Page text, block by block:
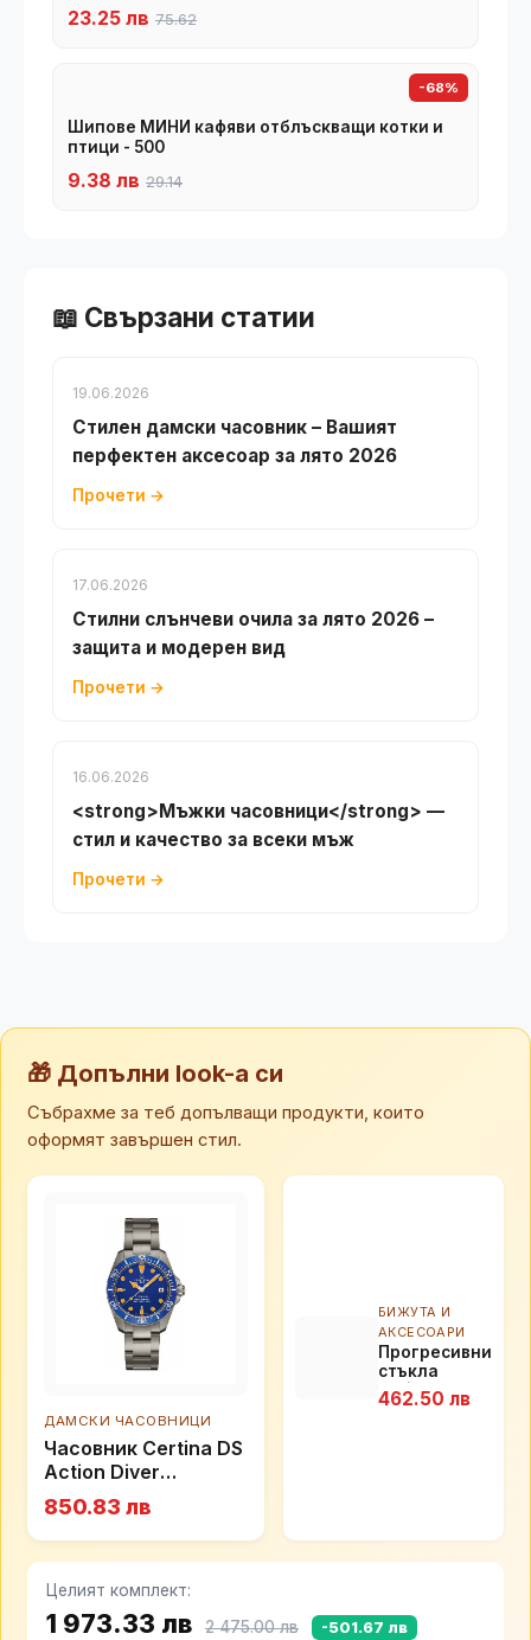
23.25 лв 75.62
-68%
Шипове МИНИ кафяви отблъскващи котки и
птици - 500
9.38 лв 29.14
📖 Свързани статии
19.06.2026
Стилен дамски часовник – Вашият
перфектен аксесоар за лято 2026
Прочети →
17.06.2026
Стилни слънчеви очила за лято 2026 –
защита и модерен вид
Прочети →
16.06.2026
<strong>Мъжки часовници</strong> —
стил и качество за всеки мъж
Прочети →
🎁 Допълни look-а си
Събрахме за теб допълващи продукти, които
оформят завършен стил.
ДАМСКИ ЧАСОВНИЦИ
Часовник Certina DS
Action Diver
C048.807.44.041.00
850.83 лв
БИЖУТА И
АКСЕСОАРИ
Прогресивни
стъкла
Essilor
Varilux
462.50 лв
Целият комплект:
1 973.33 лв 2 475.00 лв -501.67 лв